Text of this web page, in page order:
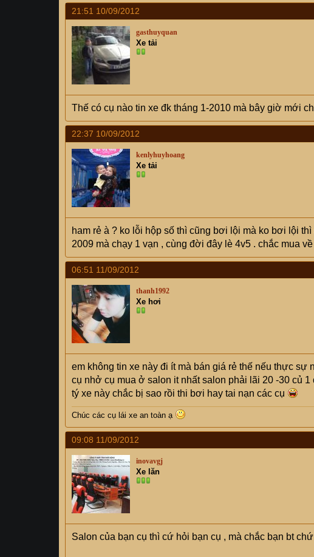
21:51 10/09/2012
gasthuyquan
Xe tải
Thế có cụ nào tin xe đk tháng 1-2010 mà bây giờ mới
22:37 10/09/2012
kenlyhuyhoang
Xe tải
ham rẻ à ? ko lỗi hộp số thì cũng bơi lội mà ko bơi lội
2009 mà chạy 1 vạn , cùng đời đây lè 4v5 . chắc mua
06:51 11/09/2012
thanh1992
Xe hơi
em không tin xe này đi ít mà bán giá rẻ thế nếu thực
cụ nhở cụ mua ở salon it nhất salon phải lãi 20 -30 củ
tý xe này chắc bị sao rồi thi bơi hay tai nạn các cụ
Chúc các cụ lái xe an toàn ạ
09:08 11/09/2012
inovavgj
Xe lăn
Salon của bạn cụ thì cứ hỏi bạn cụ , mà chắc bạn bt